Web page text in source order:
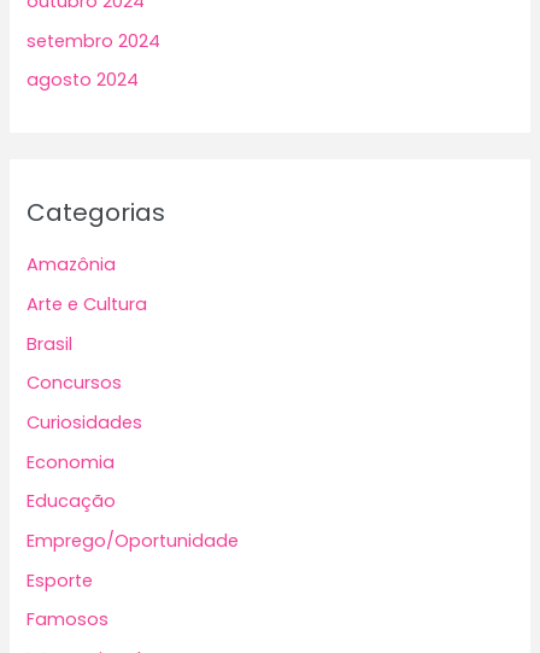
setembro 2024
agosto 2024
Categorias
Amazônia
Arte e Cultura
Brasil
Concursos
Curiosidades
Economia
Educação
Emprego/Oportunidade
Esporte
Famosos